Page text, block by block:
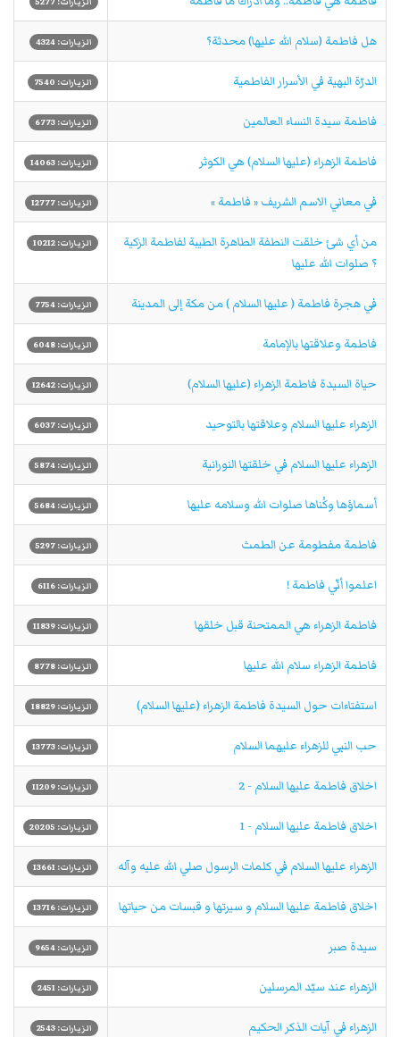
هل فاطمة (سلام الله علیها) محدثة؟ الزيارات: 4324
الدرّة البهية في الأسرار الفاطمية الزيارات: 7540
فاطمة سيدة النساء العالمین الزيارات: 6773
فاطمة الزهراء (عليها السلام) هي الكوثر الزيارات: 14063
في معاني الاسم الشريف « فاطمة » الزيارات: 12777
من أي شئ خلقت النطفة الطاهرة الطيبة لفاطمة الزكية
؟ صلوات الله عليها
الزيارات: 10212
في هجرة فاطمة ( عليها السلام ) من مكة إلى المدينة الزيارات: 7754
فاطمة وعلاقتها بالإمامة الزيارات: 6048
حیاة السیدة فاطمة الزهراء (علیها السلام) الزيارات: 12642
الزهراء عليها السلام وعلاقتها بالتوحيد الزيارات: 6037
الزهراء عليها السلام في خلقتها النورانية الزيارات: 5874
أسماؤها وكُناها صلوات الله وسلامه عليها الزيارات: 5684
فاطمة مفطومة عن الطمث الزيارات: 5297
اعلموا أنّي فاطمة ! الزيارات: 6116
فاطمة الزهراء هي الممتحنة قبل خلقها الزيارات: 11839
فاطمة الزهراء سلام الله علیها الزيارات: 8778
استفتاءات حول السيدة فاطمة الزهراء (عليها السلام) الزيارات: 18829
حب النبي للزهراء عليهما السلام الزيارات: 13773
اخلاق فاطمة عليها السلام - 2 الزيارات: 11209
اخلاق فاطمة عليها السلام - 1 الزيارات: 20205
الزهراء عليها السلام في كلمات الرسول صلي الله عليه وآله الزيارات: 13661
اخلاق فاطمة عليها السلام و سيرتها و قبسات من حياتها الزيارات: 13716
سيدة صبر الزيارات: 9654
الزهراء عند سيّد المرسلين الزيارات: 2451
الزهراء في آيات الذكر الحكيم الزيارات: 2543